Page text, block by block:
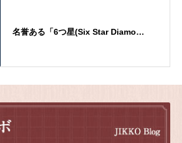
名誉ある「6つ星(Six Star Diamo…